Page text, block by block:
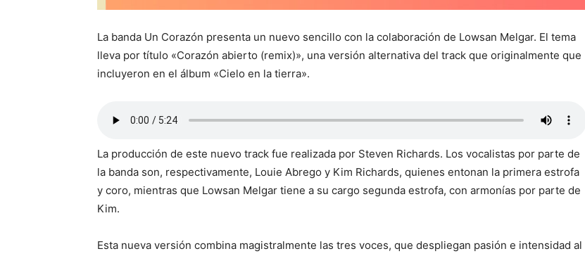
La banda Un Corazón presenta un nuevo sencillo con la colaboración de Lowsan Melgar. El tema
lleva por título «Corazón abierto (remix)», una versión alternativa del track que originalmente que
incluyeron en el álbum «Cielo en la tierra».
La producción de este nuevo track fue realizada por Steven Richards. Los vocalistas por parte de
la banda son, respectivamente, Louie Abrego y Kim Richards, quienes entonan la primera estrofa
y coro, mientras que Lowsan Melgar tiene a su cargo segunda estrofa, con armonías por parte de
Kim.
Esta nueva versión combina magistralmente las tres voces, que despliegan pasión e intensidad al